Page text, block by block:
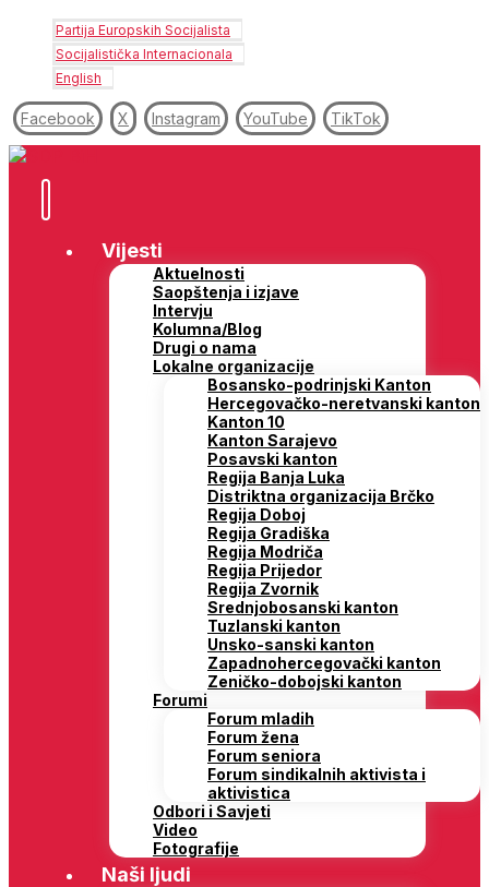
Partija Europskih Socijalista
Socijalistička Internacionala
English
Facebook X Instagram YouTube TikTok
Vijesti
Aktuelnosti
Saopštenja i izjave
Intervju
Kolumna/Blog
Drugi o nama
Lokalne organizacije
Bosansko-podrinjski Kanton
Hercegovačko-neretvanski kanton
Kanton 10
Kanton Sarajevo
Posavski kanton
Regija Banja Luka
Distriktna organizacija Brčko
Regija Doboj
Regija Gradiška
Regija Modriča
Regija Prijedor
Regija Zvornik
Srednjobosanski kanton
Tuzlanski kanton
Unsko-sanski kanton
Zapadnohercegovački kanton
Zeničko-dobojski kanton
Forumi
Forum mladih
Forum žena
Forum seniora
Forum sindikalnih aktivista i
aktivistica
Odbori i Savjeti
Video
Fotografije
Naši ljudi